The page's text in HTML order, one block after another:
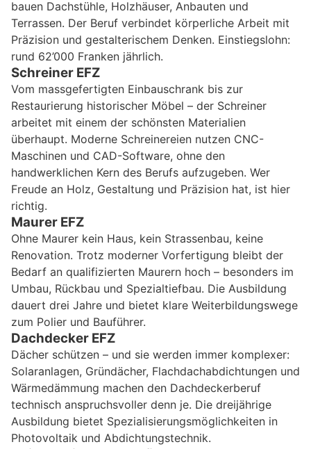
bauen Dachstühle, Holzhäuser, Anbauten und
Terrassen. Der Beruf verbindet körperliche Arbeit mit
Präzision und gestalterischem Denken. Einstiegslohn:
rund 62’000 Franken jährlich.
Schreiner EFZ
Vom massgefertigten Einbauschrank bis zur
Restaurierung historischer Möbel – der Schreiner
arbeitet mit einem der schönsten Materialien
überhaupt. Moderne Schreinereien nutzen CNC-
Maschinen und CAD-Software, ohne den
handwerklichen Kern des Berufs aufzugeben. Wer
Freude an Holz, Gestaltung und Präzision hat, ist hier
richtig.
Maurer EFZ
Ohne Maurer kein Haus, kein Strassenbau, keine
Renovation. Trotz moderner Vorfertigung bleibt der
Bedarf an qualifizierten Maurern hoch – besonders im
Umbau, Rückbau und Spezialtiefbau. Die Ausbildung
dauert drei Jahre und bietet klare Weiterbildungswege
zum Polier und Bauführer.
Dachdecker EFZ
Dächer schützen – und sie werden immer komplexer:
Solaranlagen, Gründächer, Flachdachabdichtungen und
Wärmedämmung machen den Dachdeckerberuf
technisch anspruchsvoller denn je. Die dreijährige
Ausbildung bietet Spezialisierungsmöglichkeiten in
Photovoltaik und Abdichtungstechnik.